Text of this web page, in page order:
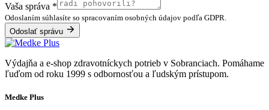
Vaša správa *
Odoslaním súhlasíte so spracovaním osobných údajov podľa GDPR.
Odoslať správu
Výdajňa a e-shop zdravotníckych potrieb v Sobranciach. Pomáhame
ľuďom od roku 1999 s odbornosťou a ľudským prístupom.
Medke Plus